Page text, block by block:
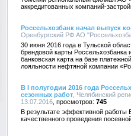
аккредитованных компаний-
Россельхозбанк начал выпуск
Оренбургский РФ АО
30 июня 2016 года в Тульской
брендовой карты
банковская карта на базе
лояльности нефтяной компании
В I полугодии 2016 года
сезонных работ , Челябинский
13.07.2016
745
В результате эффективной
качественного проведения